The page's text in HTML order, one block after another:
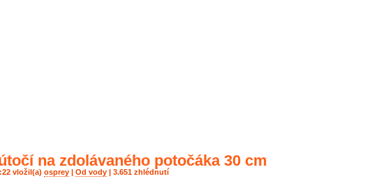
na zdolávaného potočáka 30 cm
vložil(a) osprey | Od vody | 3.651 zhlédnutí